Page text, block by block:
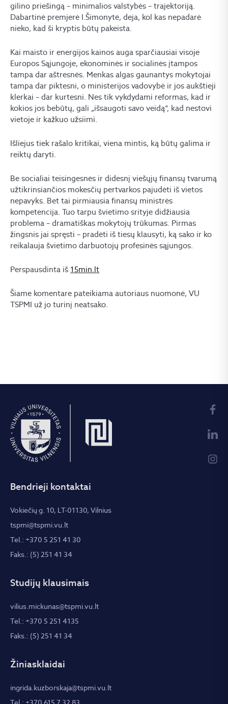
gilino priešingą – minimalios valstybės – trajektoriją.
Dabartinė premjerė I.Šimonytė, deja, kol kas nepadarė
nieko, kad ši kryptis būtų pakeista.
Kai maisto ir energijos kainos auga sparčiausiai visoje
Europos Sąjungoje, ekonominės ir socialinės įtampos
tampa dar aštresnės. Menkas algas gaunantys mokytojai
tampa dar piktesni, o ministerijos vadovybė ir jos aukštieji
klerkai – dar kurtesni. Nes tik vykdydami reformas, kad ir
kokios jos bebūtų, gali „išsaugoti savo veidą“, kad nestovi
vietoje ir kažkuo užsiimi.
Išliejus tiek rašalo kritikai, viena mintis, ką būtų galima ir
reiktų daryti.
Be socialiai teisingesnės ir didesnį viešųjų finansų tvarumą
užtikrinsiančios mokesčių pertvarkos pajudėti iš vietos
nepavyks. Bet tai pirmiausia finansų ministrės
kompetencija. Tuo tarpu švietimo srityje didžiausia
problema – dramatiškas mokytojų trūkumas. Pirmas
žingsnis jai spręsti – pradėti iš tiesų klausyti, ką sako ir ko
reikalauja švietimo darbuotojų profesinės sąjungos.
Perspausdinta iš 15min.lt
Šiame komentare pateikiama autoriaus nuomonė, VU
TSPMI už jo turinį neatsako.
Bendrieji kontaktai
Vokiečių g. 10, LT-01130, Vilnius
tspmi@tspmi.vu.lt
Tel.: +370 5 251 41 30
Faks.: (5) 251 41 34
Studijų klausimais
vilius.mickunas@tspmi.vu.lt
Tel.: +370 5 251 4135
Faks.: (5) 251 41 34
Žiniasklaidai
ingrida.kuzborskaja@tspmi.vu.lt